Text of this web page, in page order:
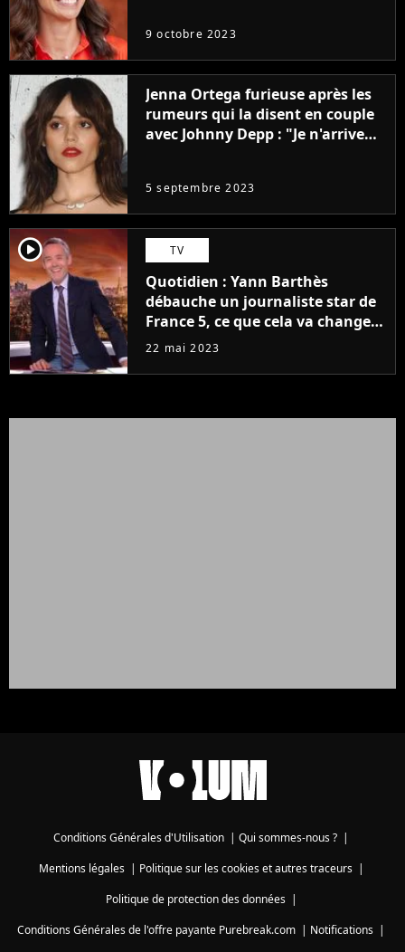
9 octobre 2023
Jenna Ortega furieuse après les
rumeurs qui la disent en couple
avec Johnny Depp : "Je n'arrive
5 septembre 2023
player2 TV
Quotidien : Yann Barthès
débauche un journaliste star de
France 5, ce que cela va changer
à la rentrée
22 mai 2023
Conditions Générales d'Utilisation Qui sommes-nous ?
Mentions légales| Politique sur les cookies et autres traceurs|
Politique de protection des données|
Conditions Générales de l'offre payante Purebreak.com
Notifications